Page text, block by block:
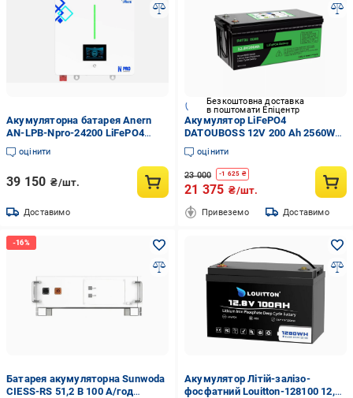
Акумуляторна батарея Anern
AN-LPB-Npro-24200 LiFePO4
(32693601)
оцінити
39 150 ₴/шт.
Доставимо
Безкоштовна доставка
в поштомати Епіцентр
Акумулятор LiFePO4
DATOUBOSS 12V 200 Ah 2560Wh
200A BMS до 15000 циклів
оцінити
23 000 -1 625 ₴
21 375 ₴/шт.
Привеземо Доставимо
Батарея акумуляторна Sunwoda
CIESS-RS 51,2 В 100 А/год
Акумулятор Літій-залізо-
фосфатний Louitton-128100 12,8